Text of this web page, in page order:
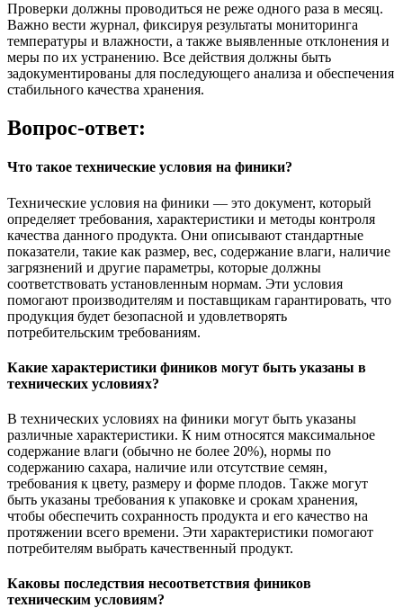
Проверки должны проводиться не реже одного раза в месяц.
Важно вести журнал, фиксируя результаты мониторинга
температуры и влажности, а также выявленные отклонения и
меры по их устранению. Все действия должны быть
задокументированы для последующего анализа и обеспечения
стабильного качества хранения.
Вопрос-ответ:
Что такое технические условия на финики?
Технические условия на финики — это документ, который
определяет требования, характеристики и методы контроля
качества данного продукта. Они описывают стандартные
показатели, такие как размер, вес, содержание влаги, наличие
загрязнений и другие параметры, которые должны
соответствовать установленным нормам. Эти условия
помогают производителям и поставщикам гарантировать, что
продукция будет безопасной и удовлетворять
потребительским требованиям.
Какие характеристики фиников могут быть указаны в
технических условиях?
В технических условиях на финики могут быть указаны
различные характеристики. К ним относятся максимальное
содержание влаги (обычно не более 20%), нормы по
содержанию сахара, наличие или отсутствие семян,
требования к цвету, размеру и форме плодов. Также могут
быть указаны требования к упаковке и срокам хранения,
чтобы обеспечить сохранность продукта и его качество на
протяжении всего времени. Эти характеристики помогают
потребителям выбрать качественный продукт.
Каковы последствия несоответствия фиников
техническим условиям?